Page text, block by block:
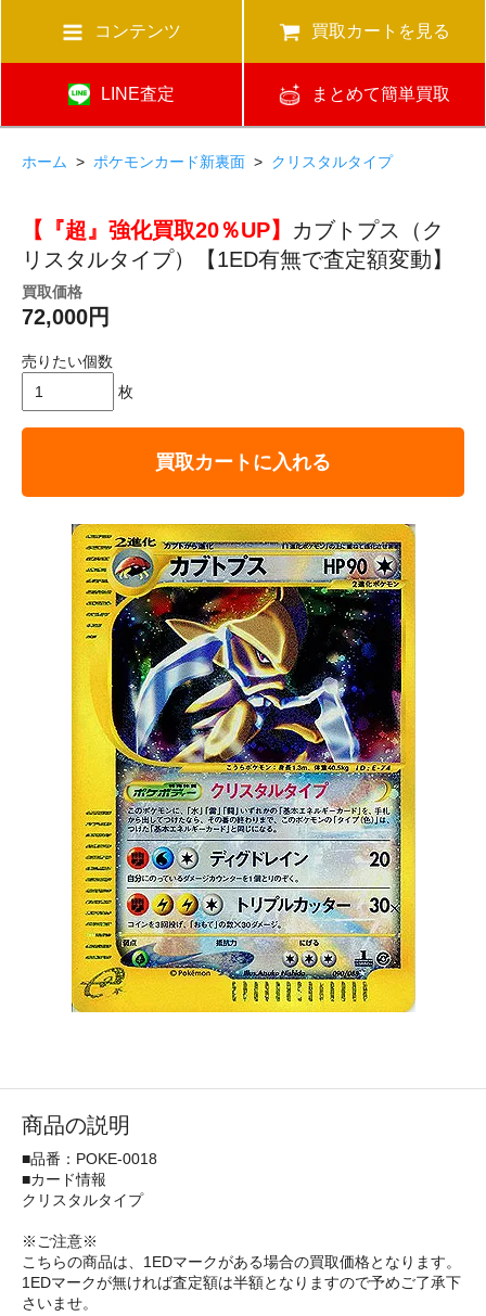
コンテンツ 買取カートを見る
LINE査定 まとめて簡単買取
ホーム > ポケモンカード新裏面 > クリスタルタイプ
【『超』強化買取20％UP】 カブトプス（ク
リスタルタイプ）【1ED有無で査定額変動】
買取価格
72,000円
売りたい個数
枚
買取カートに入れる
商品の説明
■品番：POKE-0018
■カード情報
クリスタルタイプ
※ご注意※
こちらの商品は、1EDマークがある場合の買取価格となります。
1EDマークが無ければ査定額は半額となりますので予めご了承下
さいませ。